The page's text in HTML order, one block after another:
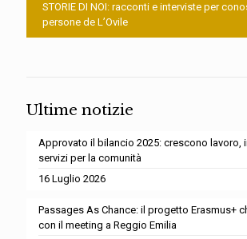
STORIE DI NOI: racconti e interviste per
persone de L’Ovile
Ultime notizie
Approvato il bilancio 2025: crescono lavoro,
servizi per la comunità
16 Luglio 2026
Passages As Chance: il progetto Erasmus+
con il meeting a Reggio Emilia